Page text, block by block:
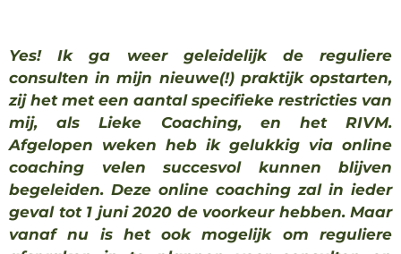
Yes!Ik ga weer geleidelijk de reguliere
consulten in mijn nieuwe(!) praktijk opstarten,
zij het met een aantal specifieke restricties van
mij, als Lieke Coaching, en het RIVM.
Afgelopen weken heb ik gelukkig via online
coaching velen succesvol kunnen blijven
begeleiden. Deze online coaching zal in ieder
geval tot 1 juni 2020 de voorkeur hebben. Maar
vanaf nu is het ook mogelijk om reguliere